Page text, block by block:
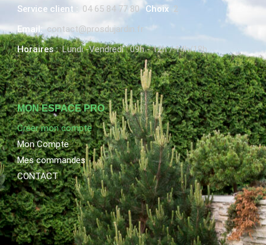
Service client : 04 65 84 77 80 Choix 2
Email: contact@prosdujardin.fr
Horaires : Lundi -Vendredi : 09h - 12h / 14h/18h
MON ESPACE PRO
Créer mon compte
Mon Compte
Mes commandes
CONTACT